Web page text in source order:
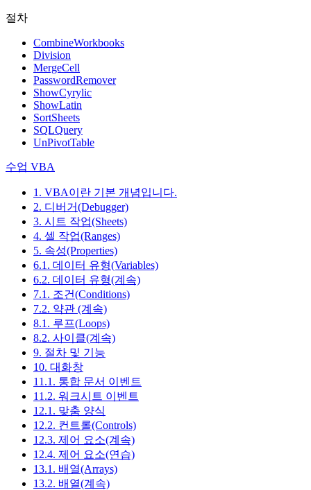
절차
CombineWorkbooks
Division
MergeCell
PasswordRemover
ShowCyrylic
ShowLatin
SortSheets
SQLQuery
UnPivotTable
수업 VBA
1. VBA이란 기본 개념입니다.
2. 디버거(Debugger)
3. 시트 작업(Sheets)
4. 셀 작업(Ranges)
5. 속성(Properties)
6.1. 데이터 유형(Variables)
6.2. 데이터 유형(계속)
7.1. 조건(Conditions)
7.2. 약관 (계속)
8.1. 루프(Loops)
8.2. 사이클(계속)
9. 절차 및 기능
10. 대화창
11.1. 통합 문서 이벤트
11.2. 워크시트 이벤트
12.1. 맞춤 양식
12.2. 컨트롤(Controls)
12.3. 제어 요소(계속)
12.4. 제어 요소(연습)
13.1. 배열(Arrays)
13.2. 배열(계속)